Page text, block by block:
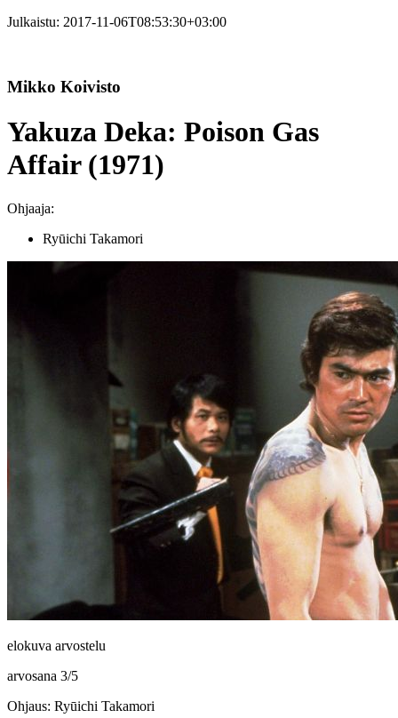
Julkaistu: 2017-11-06T08:53:30+03:00
Mikko Koivisto
Yakuza Deka: Poison Gas
Affair (1971)
Ohjaaja:
Ryūichi Takamori
elokuva arvostelu
arvosana 3/5
Ohjaus: Ryūichi Takamori